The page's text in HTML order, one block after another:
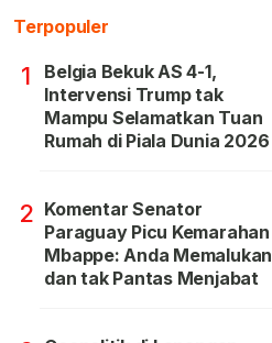
Terpopuler
1
Belgia Bekuk AS 4-1,
Intervensi Trump tak
Mampu Selamatkan Tuan
Rumah di Piala Dunia 2026
2 Komentar Senator
Paraguay Picu Kemarahan
Mbappe: Anda Memalukan
dan tak Pantas Menjabat